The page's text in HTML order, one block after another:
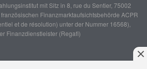
mit Sitz in 8, rue du Sentier, 75002
Finanzmarktaufsichtsbehörde ACPR
et de résolution) unter der Nummer 16568),
Finanzdienstleister (Regafi)